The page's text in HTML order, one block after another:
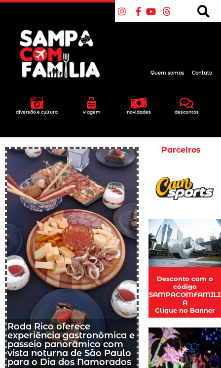
diversão e cultura viagem novidades descontos
Quem somos Contato
Roda Rico oferece
experiência gastronômica e
passeio panorâmico com
vista noturna de São Paulo
para o Dia dos Namorados
Parceiros
Desconto com o
código
SAMPACOMFAMILI
A
Clique no Banner